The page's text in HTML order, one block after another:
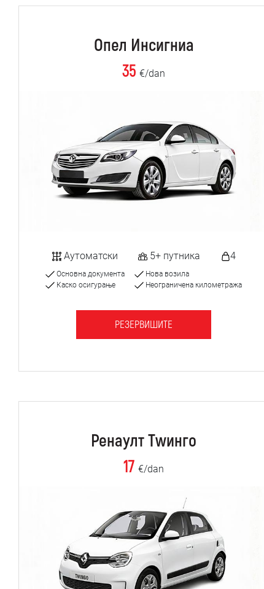
Опел Инсигниа
35 €/dan
Аутоматски 5+ путника 4
Основна документа
Каско осигурање
Нова возила
Неограничена километража
РЕЗЕРВИШИТЕ
Ренаулт Тwинго
17 €/dan